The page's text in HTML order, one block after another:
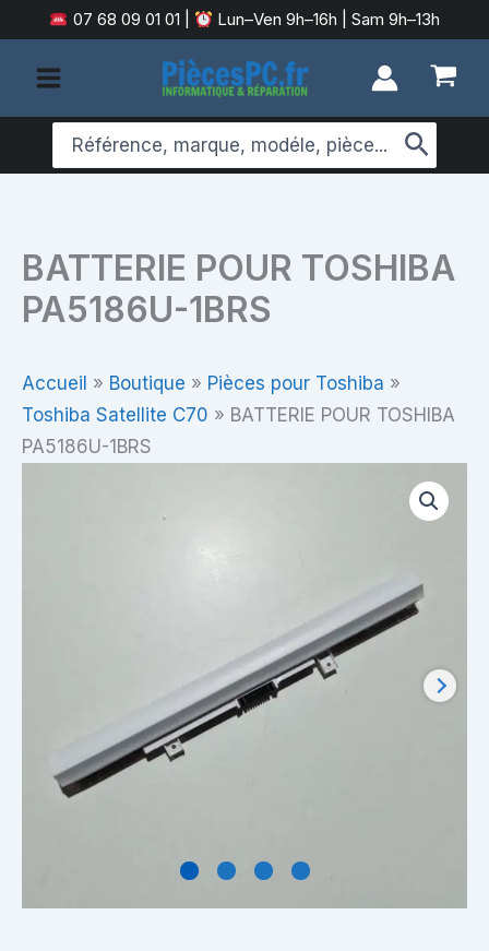
au
contenu
07 68 09 01 01 Lun–Ven 9h–16h | Sam 9h–13h
Search
for:
BATTERIE POUR TOSHIBA
PA5186U-1BRS
Accueil » Boutique » Pièces pour Toshiba »
Toshiba Satellite C70 » BATTERIE POUR TOSHIBA
PA5186U-1BRS